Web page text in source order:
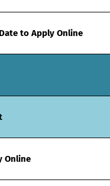
to Apply Online
Online